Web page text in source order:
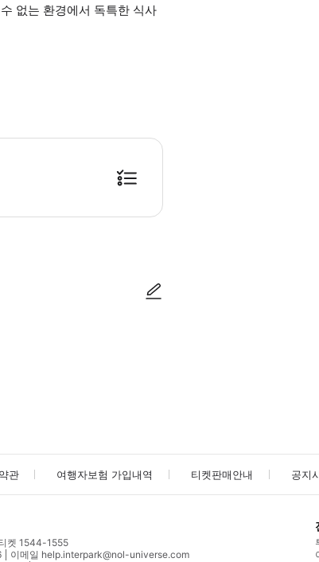
없는 환경에서 독특한 식사
든 연령대에 적합 특별한 날과 특별한 식사 경험 * 소요시간 :
관 여행자보험 가입내역 티켓판매안내 공지
켓 1544-1555
이메일 help.interpark@nol-universe.com